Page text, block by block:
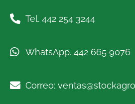
Tel. 442 254 3244
WhatsApp. 442 665 9076
Correo: